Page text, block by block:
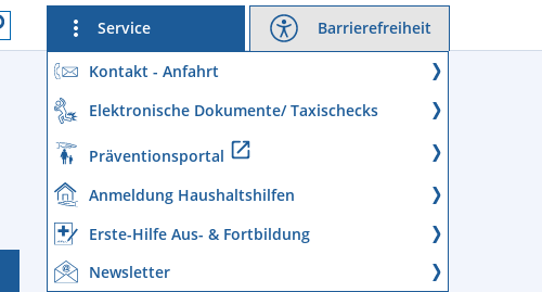
Service
Kontakt - Anfahrt
Elektronische Dokumente/ Taxischecks
Präventionsportal
Anmeldung Haushaltshilfen
Erste-Hilfe Aus- & Fortbildung
Newsletter
Barrierefreiheit